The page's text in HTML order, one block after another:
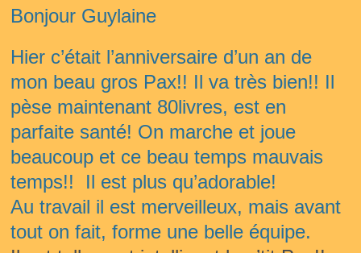
Bonjour Guylaine
Hier c’était l’anniversaire d’un an de
mon beau gros Pax!! Il va très bien!! Il
pèse maintenant 80livres, est en
parfaite santé! On marche et joue
beaucoup et ce beau temps mauvais
temps!!  Il est plus qu’adorable!
Au travail il est merveilleux, mais avant
tout on fait, forme une belle équipe.